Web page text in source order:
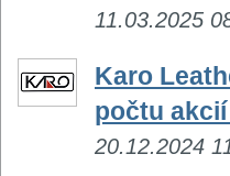
11.03.2025
Karo
počtu
20.12.2024